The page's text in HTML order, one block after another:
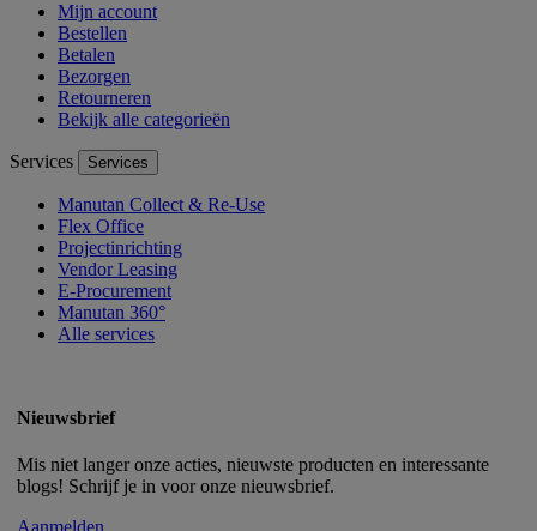
Mijn account
Bestellen
Betalen
Bezorgen
Retourneren
Bekijk alle categorieën
Services Services
Manutan Collect & Re-Use
Flex Office
Projectinrichting
Vendor Leasing
E-Procurement
Manutan 360°
Alle services
Nieuwsbrief
Mis niet langer onze acties, nieuwste producten en interessante
blogs! Schrijf je in voor onze nieuwsbrief.
Aanmelden